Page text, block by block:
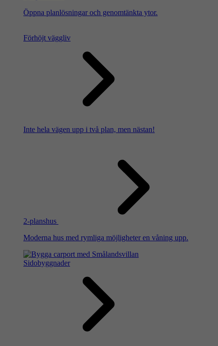
Öppna planlösningar och genomtänkta ytor.
Förhöjt väggliv
Inte hela vägen upp i två plan, men nästan!
2-planshus
Moderna hus med rymliga möjligheter en våning upp.
Sidobyggnader